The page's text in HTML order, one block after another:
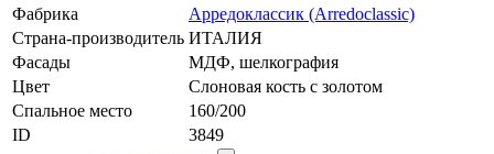
Фабрика
Арредоклассик (Arredoclassic)
Страна-производитель ИТАЛИЯ
Фасады
МДФ, шелкография
Цвет
Слоновая кость с золотом
Cпальное место
160/200
ID
3849